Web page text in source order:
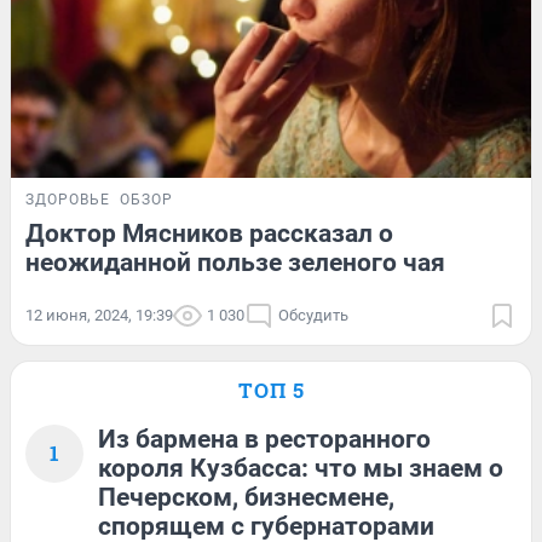
ЗДОРОВЬЕ ОБЗОР
Доктор Мясников рассказал о
неожиданной пользе зеленого чая
12 июня, 2024, 19:39 1 030 Обсудить
ТОП 5
1
Из бармена в ресторанного
короля Кузбасса: что мы знаем о
Печерском, бизнесмене,
спорящем с губернаторами